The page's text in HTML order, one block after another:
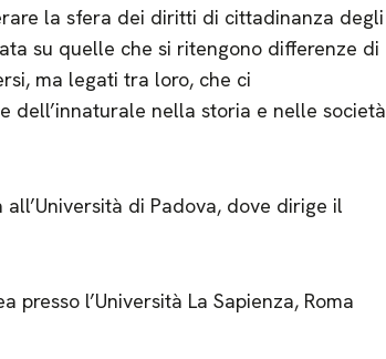
la sfera dei diritti di cittadinanza degli
su quelle che si ritengono differenze di
ma legati tra loro, che ci
nella storia e nelle società
di Padova, dove dirige il
presso l’Università La Sapienza, Roma